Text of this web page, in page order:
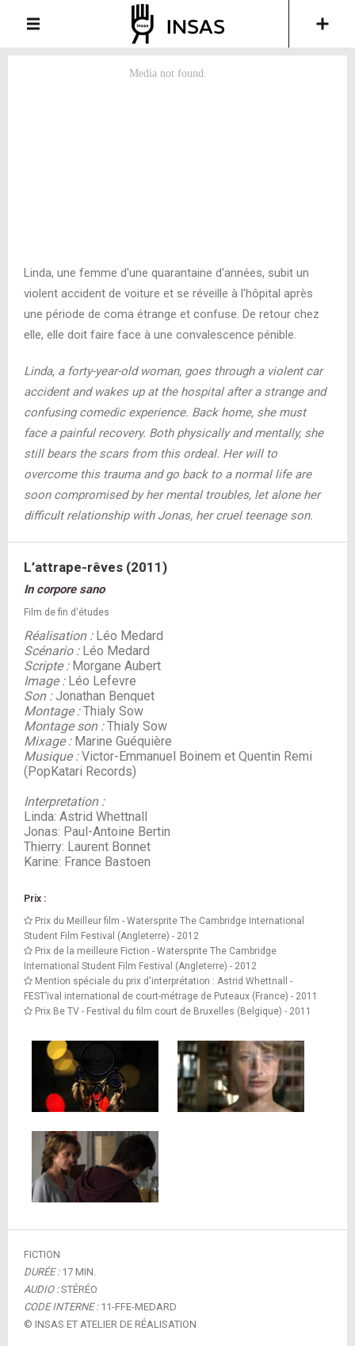
Linda, une femme d'une quarantaine d'années, subit un
violent accident de voiture et se réveille à l'hôpital après
une période de coma étrange et confuse. De retour chez
elle, elle doit faire face à une convalescence pénible.
Linda, a forty-year-old woman, goes through a violent car
accident and wakes up at the hospital after a strange and
confusing comedic experience. Back home, she must
face a painful recovery. Both physically and mentally, she
still bears the scars from this ordeal. Her will to
overcome this trauma and go back to a normal life are
soon compromised by her mental troubles, let alone her
difficult relationship with Jonas, her cruel teenage son.
L’attrape-rêves (2011)
In corpore sano
Film de fin d'études
Réalisation :Léo Medard
Scénario :Léo Medard
Scripte :Morgane Aubert
Image :Léo Lefevre
Son :Jonathan Benquet
Montage :Thialy Sow
Montage son :Thialy Sow
Mixage :Marine Guéquière
Musique :Victor-Emmanuel Boinem et Quentin Remi
(PopKatari Records)
Interpretation :
Linda: Astrid Whettnall
Jonas: Paul-Antoine Bertin
Thierry: Laurent Bonnet
Karine: France Bastoen
Prix :
Prix du Meilleur film - Watersprite The Cambridge International
Student Film Festival (Angleterre) - 2012
Prix de la meilleure Fiction - Watersprite The Cambridge
International Student Film Festival (Angleterre) - 2012
Mention spéciale du prix d'interprétation : Astrid Whettnall -
FEST’ival international de court-métrage de Puteaux (France) - 2011
Prix Be TV - Festival du film court de Bruxelles (Belgique) - 2011
FICTION
DURÉE :17 MIN.
AUDIO :STÉRÉO
CODE INTERNE :11-FFE-MEDARD
© INSAS ET ATELIER DE RÉALISATION